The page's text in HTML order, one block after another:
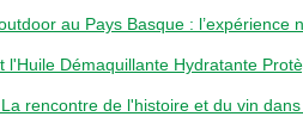
au Pays Basque : l’expérience
l'Huile Démaquillante Hydratante
rencontre de l'histoire et du vin